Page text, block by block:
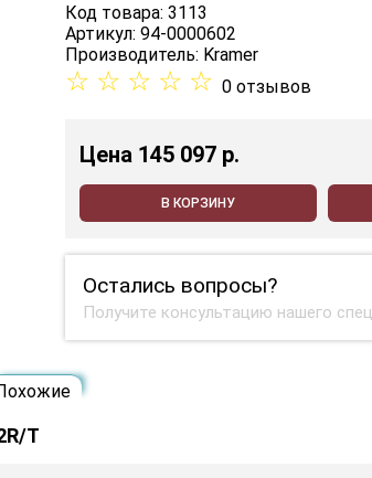
Код товара: 3113
Артикул: 94-0000602
Производитель: Kramer
☆ ☆ ☆ ☆ ☆ 0 отзывов
Цена 145 097 p.
В КОРЗИНУ
Остались вопросы?
Получите консультацию нашего
T